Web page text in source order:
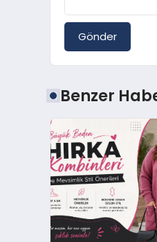
Gönder
Benzer